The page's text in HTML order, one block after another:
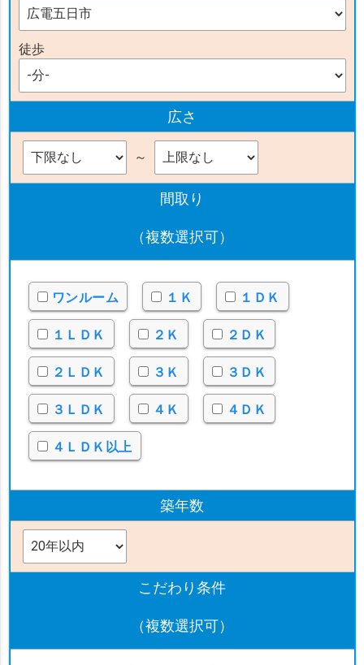
徒歩
広さ
～
間取り
（複数選択可）
ワンルーム １Ｋ １ＤＫ
１ＬＤＫ ２Ｋ ２ＤＫ
２ＬＤＫ ３Ｋ ３ＤＫ
３ＬＤＫ ４Ｋ ４ＤＫ
４ＬＤＫ以上
築年数
こだわり条件
（複数選択可）